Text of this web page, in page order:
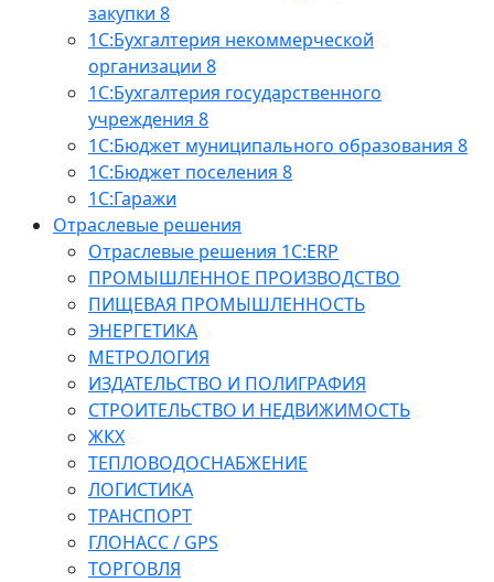
закупки 8
1С:Бухгалтерия некоммерческой
организации 8
1С:Бухгалтерия государственного
учреждения 8
1С:Бюджет муниципального образования 8
1С:Бюджет поселения 8
1С:Гаражи
Отраслевые решения
Отраслевые решения 1C:ERP
ПРОМЫШЛЕННОЕ ПРОИЗВОДСТВО
ПИЩЕВАЯ ПРОМЫШЛЕННОСТЬ
ЭНЕРГЕТИКА
МЕТРОЛОГИЯ
ИЗДАТЕЛЬСТВО И ПОЛИГРАФИЯ
СТРОИТЕЛЬСТВО И НЕДВИЖИМОСТЬ
ЖКХ
ТЕПЛОВОДОСНАБЖЕНИЕ
ЛОГИСТИКА
ТРАНСПОРТ
ГЛОНАСС / GPS
ТОРГОВЛЯ